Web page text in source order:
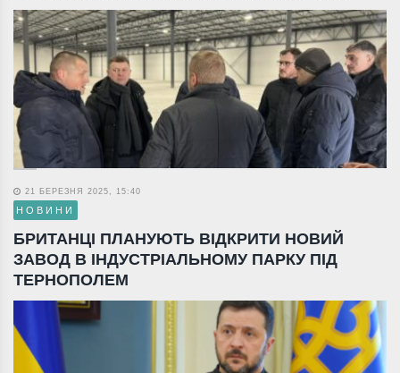
21 БЕРЕЗНЯ 2025, 15:40
НОВИНИ
БРИТАНЦІ ПЛАНУЮТЬ ВІДКРИТИ НОВИЙ
ЗАВОД В ІНДУСТРІАЛЬНОМУ ПАРКУ ПІД
ТЕРНОПОЛЕМ